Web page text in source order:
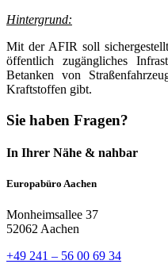
Hintergrund:
Mit der AFIR soll
öffentlich zugängliches
Betanken von
Kraftstoffen gibt.
Sie haben Fragen?
In Ihrer Nähe & nahbar
Europabüro Aachen
Monheimsallee 37
52062 Aachen
+49 241 – 56 00 69 34